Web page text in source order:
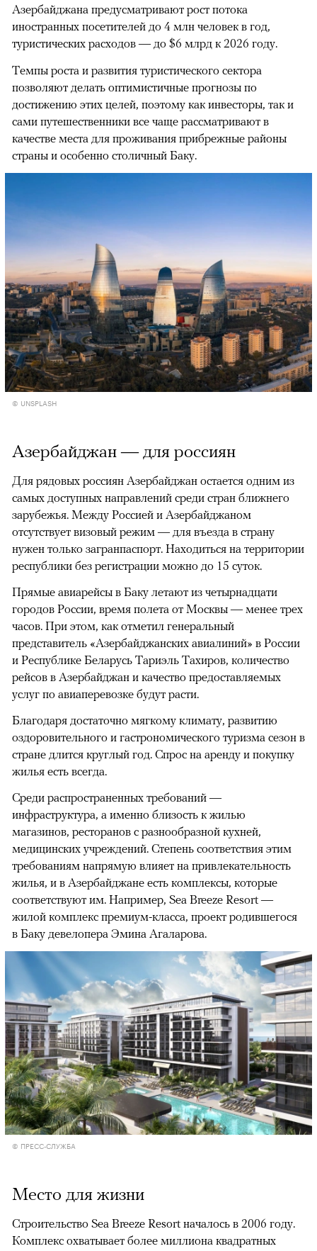
Азербайджана предусматривают рост потока
иностранных посетителей до 4 млн человек в год,
туристических расходов — до $6 млрд к 2026 году.
00:00 / 00:00
Темпы роста и развития туристического сектора
позволяют делать оптимистичные прогнозы по
достижению этих целей, поэтому как инвесторы, так и
сами путешественники все чаще рассматривают в
качестве места для проживания прибрежные районы
страны и особенно столичный Баку.
© UNSPLASH
Азербайджан — для россиян
Для рядовых россиян Азербайджан остается одним из
самых доступных направлений среди стран ближнего
зарубежья. Между Россией и Азербайджаном
отсутствует визовый режим — для въезда в страну
нужен только загранпаспорт. Находиться на территории
республики без регистрации можно до 15 суток.
Прямые авиарейсы в Баку летают из четырнадцати
городов России, время полета от Москвы — менее трех
часов. При этом, как отметил генеральный
представитель «Азербайджанских авиалиний» в России
и Республике Беларусь Тариэль Тахиров, количество
рейсов в Азербайджан и качество предоставляемых
услуг по авиаперевозке будут расти.
Благодаря достаточно мягкому климату, развитию
оздоровительного и гастрономического туризма сезон в
стране длится круглый год. Спрос на аренду и покупку
жилья есть всегда.
Среди распространенных требований —
инфраструктура, а именно близость к жилью
магазинов, ресторанов с разнообразной кухней,
медицинских учреждений. Степень соответствия этим
требованиям напрямую влияет на привлекательность
жилья, и в Азербайджане есть комплексы, которые
соответствуют им. Например, Sea Breeze Resort —
жилой комплекс премиум-класса, проект родившегося
в Баку девелопера Эмина Агаларова.
© ПРЕСС-СЛУЖБА
Место для жизни
Строительство Sea Breeze Resort началось в 2006 году.
Комплекс охватывает более миллиона квадратных